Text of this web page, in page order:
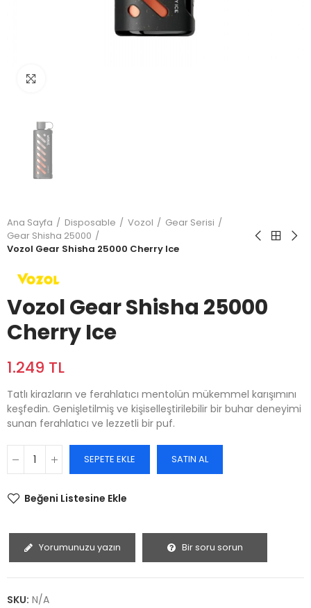
Ana Sayfa Disposable Vozol
Gear Serisi
Gear Shisha 25000
Vozol Gear Shisha 25000 Cherry Ice
Vozol Gear Shisha 25000
Cherry Ice
1.249 TL
Tatlı kirazların ve ferahlatıcı mentolün mükemmel karışımını
keşfedin. Genişletilmiş ve kişiselleştirilebilir bir buhar deneyimi
sunan ferahlatıcı ve lezzetli bir puf.
SEPETE EKLE SATIN AL
Beğeni Listesine Ekle
Yorumunuzu yazın Bir soru sorun
SKU: N/A